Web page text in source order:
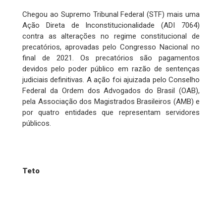
Chegou ao Supremo Tribunal Federal (STF) mais uma
Ação Direta de Inconstitucionalidade (ADI 7064)
contra as alterações no regime constitucional de
precatórios, aprovadas pelo Congresso Nacional no
final de 2021. Os precatórios são pagamentos
devidos pelo poder público em razão de sentenças
judiciais definitivas. A ação foi ajuizada pelo Conselho
Federal da Ordem dos Advogados do Brasil (OAB),
pela Associação dos Magistrados Brasileiros (AMB) e
por quatro entidades que representam servidores
públicos.
Teto